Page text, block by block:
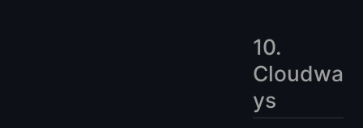
10.
Cloudwa
ys